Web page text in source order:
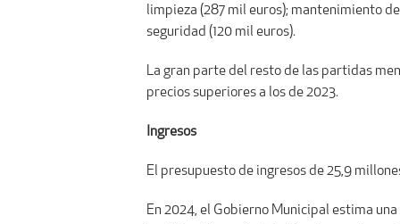
limpieza (287 mil euros); mantenimiento
seguridad (120 mil euros).
La gran parte del resto de las partidas
precios superiores a los de 2023.
Ingresos
El presupuesto de ingresos de 25,9
En 2024, el Gobierno Municipal estima